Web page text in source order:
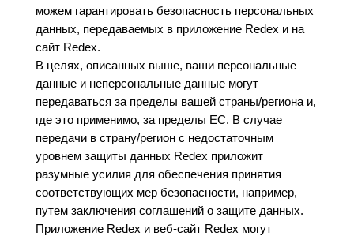
можем гарантировать безопасность персональных
данных, передаваемых в приложение Redex и на
сайт Redex.
В целях, описанных выше, ваши персональные
данные и неперсональные данные могут
передаваться за пределы вашей страны/региона и,
где это применимо, за пределы ЕС. В случае
передачи в страну/регион с недостаточным
уровнем защиты данных Redex приложит
разумные усилия для обеспечения принятия
соответствующих мер безопасности, например,
путем заключения соглашений о защите данных.
Приложение Redex и веб-сайт Redex могут